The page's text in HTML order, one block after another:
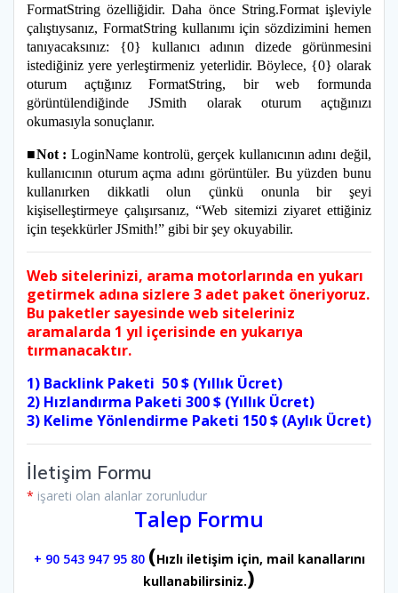
FormatString özelliğidir. Daha önce String.Format işleviyle
çalıştıysanız, FormatString kullanımı için sözdizimini hemen
tanıyacaksınız: {0} kullanıcı adının dizede görünmesini
istediğiniz yere yerleştirmeniz yeterlidir. Böylece, {0} olarak
oturum açtığınız FormatString, bir web formunda
görüntülendiğinde JSmith olarak oturum açtığınızı
okumasıyla sonuçlanır.
■Not : LoginName kontrolü, gerçek kullanıcının adını değil,
kullanıcının oturum açma adını görüntüler. Bu yüzden bunu
kullanırken dikkatli olun çünkü onunla bir şeyi
kişiselleştirmeye çalışırsanız, “Web sitemizi ziyaret ettiğiniz
için teşekkürler JSmith!” gibi bir şey okuyabilir.
Web sitelerinizi, arama motorlarında en yukarı
getirmek adına sizlere 3 adet paket öneriyoruz.
Bu paketler sayesinde web siteleriniz
aramalarda 1 yıl içerisinde en yukarıya
tırmanacaktır.
1) Backlink Paketi 50 $ (Yıllık Ücret)
2) Hızlandırma Paketi 300 $ (Yıllık Ücret)
3) Kelime Yönlendirme Paketi 150 $ (Aylık Ücret)
İletişim Formu
* işareti olan alanlar zorunludur
Talep Formu
+ 90 543 947 95 80 (Hızlı iletişim için, mail kanallarını
kullanabilirsiniz.)